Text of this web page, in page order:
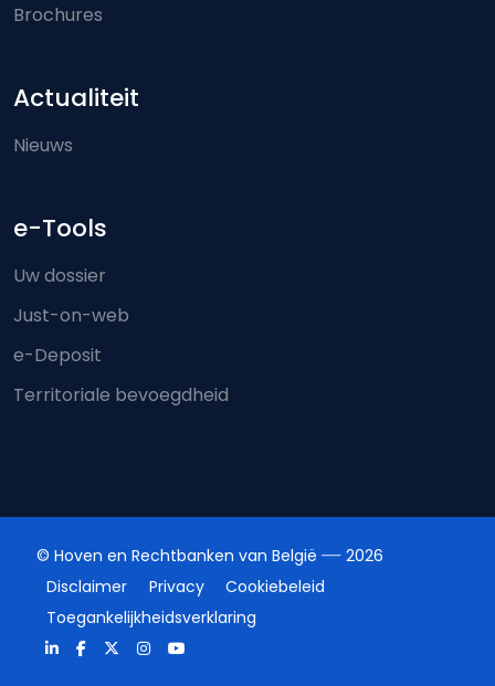
Brochures
Actualiteit
Nieuws
e-Tools
Uw dossier
Just-on-web
e-Deposit
Territoriale bevoegdheid
© Hoven en Rechtbanken van België
2026
Disclaimer
Privacy
Cookiebeleid
Toegankelijkheidsverklaring